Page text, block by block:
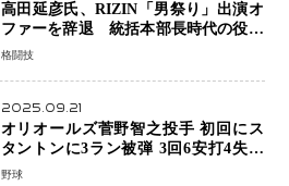
高田延彦氏、RIZIN「男祭り」出演オ
ファーを辞退 統括本部長時代の役目
「すでに終えています」と明言
格闘技
2025.09.21
オリオールズ菅野智之投手 初回にス
タントンに3ラン被弾 3回6安打4失点
で降板
野球